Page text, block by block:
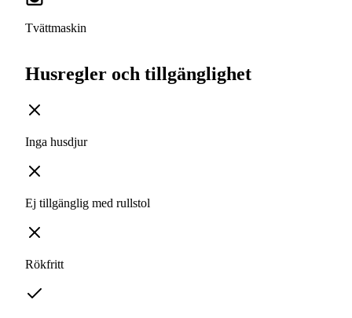
Tvättmaskin
Husregler och tillgänglighet
Inga husdjur
Ej tillgänglig med rullstol
Rökfritt